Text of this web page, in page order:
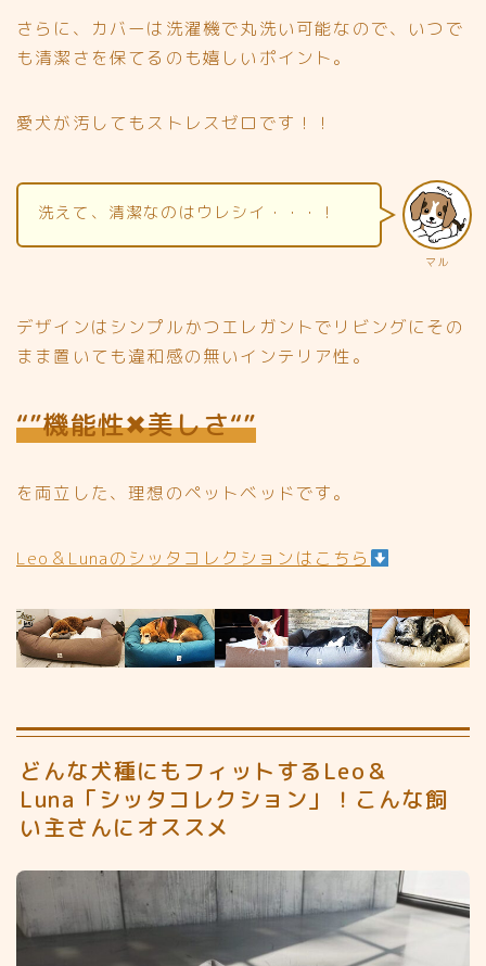
さらに、カバーは洗濯機で丸洗い可能なので、いつで
も清潔さを保てるのも嬉しいポイント。
愛犬が汚してもストレスゼロです！！
マル
洗えて、清潔なのはウレシイ・・・！
デザインはシンプルかつエレガントでリビングにその
まま置いても違和感の無いインテリア性。
“”機能性✖︎美しさ“”
を両立した、理想のペットベッドです。
Leo＆Lunaのシッタコレクションはこちら
どんな犬種にもフィットするLeo＆
Luna「シッタコレクション」！こんな飼
い主さんにオススメ